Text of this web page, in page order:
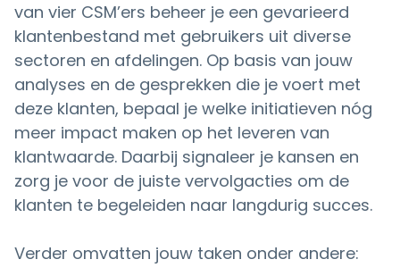
van vier CSM’ers beheer je een gevarieerd
klantenbestand met gebruikers uit diverse
sectoren en afdelingen. Op basis van jouw
analyses en de gesprekken die je voert met
deze klanten, bepaal je welke initiatieven nóg
meer impact maken op het leveren van
klantwaarde. Daarbij signaleer je kansen en
zorg je voor de juiste vervolgacties om de
klanten te begeleiden naar langdurig succes.
Verder omvatten jouw taken onder andere: